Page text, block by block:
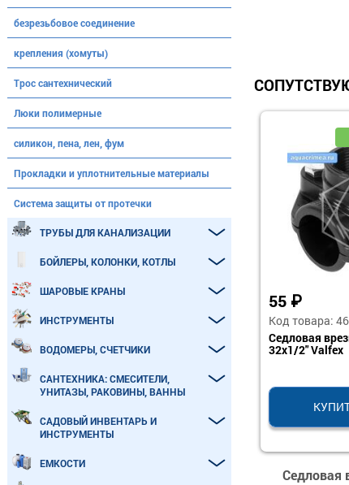
55 ₽
Код товара:
Седловая
32х1/2" Valfex
Седловая
безрезьбовое соединение
крепления (хомуты)
Трос сантехнический
Люки полимерные
силикон, пена, лен, фум
Прокладки и уплотнительные материалы
Система защиты от протечки
ТРУБЫ ДЛЯ КАНАЛИЗАЦИИ
БОЙЛЕРЫ, КОЛОНКИ, КОТЛЫ
ШАРОВЫЕ КРАНЫ
ИНСТРУМЕНТЫ
ВОДОМЕРЫ, СЧЕТЧИКИ
САНТЕХНИКА: СМЕСИТЕЛИ,
УНИТАЗЫ, РАКОВИНЫ, ВАННЫ
САДОВЫЙ ИНВЕНТАРЬ И
ИНСТРУМЕНТЫ
ЕМКОСТИ